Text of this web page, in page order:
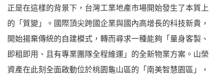
正是在這樣的背景下，台灣工業地產市場開始發生了本質上
的「質變」。國際頂尖跨國企業與國內高增長的科技新貴，
開始揚棄傳統的自建模式，轉而尋求一種能夠「量身客製、
即租即用、且有專業團隊全程維運」的全新物業方案。山榮
資產在此刻全面啟動位於桃園龜山區的「南美智慧園區」，